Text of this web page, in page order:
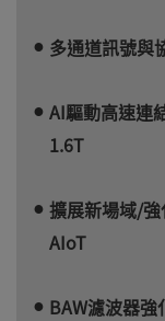
多通道訊號與
AI驅動高速連
1.6T
擴展新場域/
AIoT
BAW濾波器